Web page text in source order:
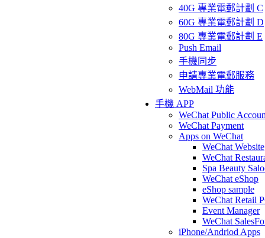
40G 專業電郵計劃 C
60G 專業電郵計劃 D
80G 專業電郵計劃 E
Push Email
手機同步
申請專業電郵服務
WebMail 功能
手機 APP
WeChat Public
WeChat Payment
Apps on WeChat
WeChat Website
WeChat
Spa Beauty
WeChat eShop
eShop sample
WeChat Retail
Event Manager
WeChat
iPhone/Andriod Apps